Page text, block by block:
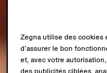
Zegna utilise des cookies
d’assurer le bon
et, avec votre